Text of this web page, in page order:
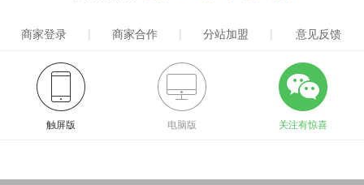
商家登录 | 商家合作 | 分站加盟 | 意见反馈
触屏版 电脑版 关注有惊喜